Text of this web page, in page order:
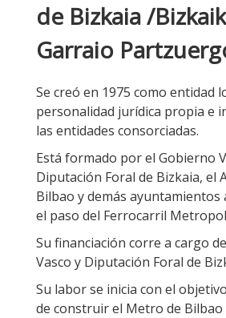
de Bizkaia /
Garraio
Se creó en 1975 como entidad
personalidad jurídica propia e
las entidades consorciadas.
Está formado por el Gobierno
Diputación Foral de Bizkaia, el
Bilbao y demás ayuntamientos
el paso del Ferrocarril
Su financiación corre a cargo
Vasco y Diputación Foral de
Su labor se inicia con el
de construir el Metro de